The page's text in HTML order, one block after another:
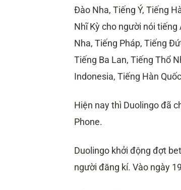
Đào Nha, Tiếng Ý, Tiếng
Nhĩ Kỳ cho người nói
Nha, Tiếng Pháp, Tiếng
Tiếng Ba Lan, Tiếng Thổ
Indonesia, Tiếng Hàn
Hiện nay thì Duolingo đã
Phone.
Duolingo khởi động đợt
người đăng kí. Vào ngày